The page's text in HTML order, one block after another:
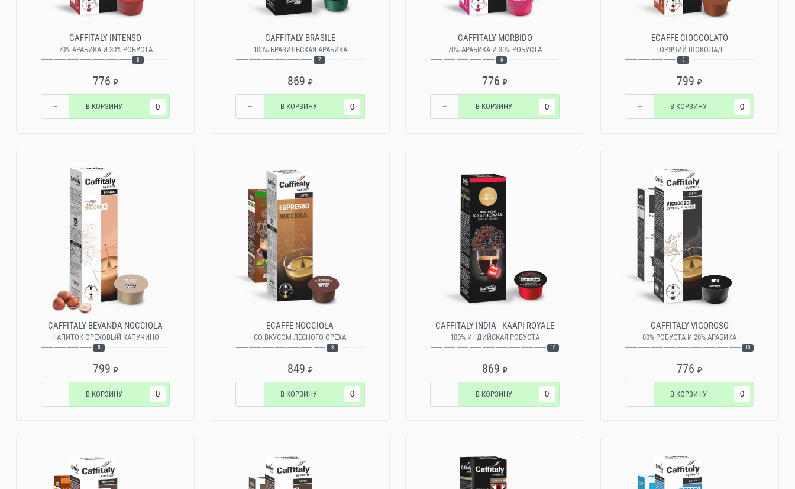
CAFFITALY INTENSO
70% АРАБИКА И 30% РОБУСТА
8
776 ₽
− В КОРЗИНУ
CAFFITALY BRASILE
100% БРАЗИЛЬСКАЯ АРАБИКА
7
869 ₽
− В КОРЗИНУ
CAFFITALY MORBIDO
70% АРАБИКА И 30% РОБУСТА
6
776₽
− В КОРЗИНУ
ECAFFE CIOCCOLATO
ГОРЯЧИЙ ШОКОЛАД
5
799₽
− В КОРЗИНУ
CAFFITALY BEVANDA NOCCIOLA
НАПИТОК ОРЕХОВЫЙ КАПУЧИНО
5
799 ₽
− В КОРЗИНУ
ECAFFE NOCCIOLA
СО ВКУСОМ ЛЕСНОГО ОРЕХА
8
849 ₽
− В КОРЗИНУ
CAFFITALY INDIA - KAAPI ROYALE
100% ИНДИЙСКАЯ РОБУСТА
10
869₽
− В КОРЗИНУ
CAFFITALY VIGOROSO
80% РОБУСТА И 20% АРАБИКА
10
776₽
− В КОРЗИНУ